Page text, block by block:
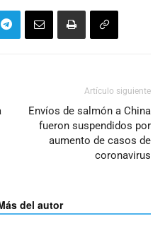
Artículo siguiente
Envíos de salmón a China
fueron suspendidos por
aumento de casos de
coronavirus
del autor